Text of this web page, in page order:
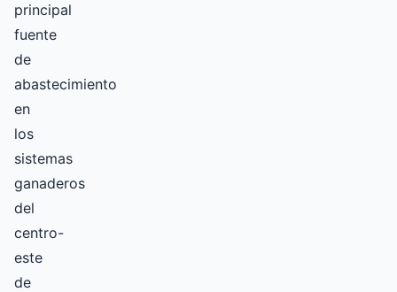
principal
fuente
de
abastecimiento
en
los
sistemas
ganaderos
del
centro-
este
de